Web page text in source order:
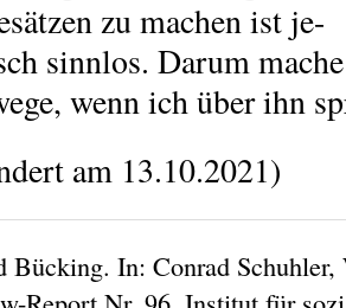
zu machen ist je-
sinnlos. Darum
wenn ich über ihn
am 13.10.2021)
Bücking. In: Conrad